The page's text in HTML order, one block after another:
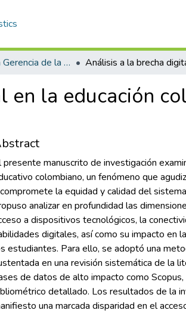
Maestría en Gerencia de la Innovación en Proyectos
la educación
presente manuscrito de investigación
colombiano, un fenómeno que
la equidad y calidad del
analizar en profundidad las
a dispositivos tecnológicos, la
digitales, así como su impacto en
estudiantes. Para ello, se adoptó una
en una revisión sistemática de la
de datos de alto impacto como
detallado. Los resultados de la
una marcada disparidad en el